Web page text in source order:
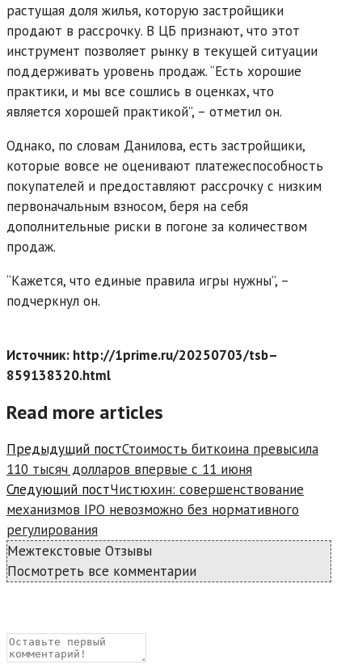
растущая доля жилья, которую застройщики
продают в рассрочку. В ЦБ признают, что этот
инструмент позволяет рынку в текущей ситуации
поддерживать уровень продаж. “Есть хорошие
практики, и мы все сошлись в оценках, что
является хорошей практикой”, – отметил он.
Однако, по словам Данилова, есть застройщики,
которые вовсе не оценивают платежеспособность
покупателей и предоставляют рассрочку с низким
первоначальным взносом, беря на себя
дополнительные риски в погоне за количеством
продаж.
“Кажется, что единые правила игры нужны”, –
подчеркнул он.
Источник: http://1prime.ru/20250703/tsb–
859138320.html
Read more articles
Предыдущий постСтоимость биткоина превысила
110 тысяч долларов впервые с 11 июня
Следующий постЧистюхин: совершенствование
механизмов IPO невозможно без нормативного
регулирования
Межтекстовые Отзывы
Посмотреть все комментарии